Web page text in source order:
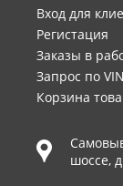
Вход для
Регистация
Заказы в
Запрос по
Корзина
шоссе,